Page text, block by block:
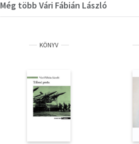
Még több Vári Fábián László
KÖNYV